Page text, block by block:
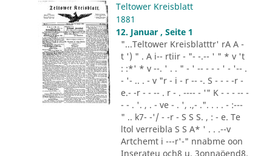
Teltower Kreisblatt
1881
12. Januar , Seite 1
"...Teltower Kreisblatttr' rA A -
t ') " . A i-- rtiir - "- -.-- ' " * v 't
: :*' * v --. ' . . " - ' -- - - - ' - '-- .
- '- .. . - v "r - i - r -- -. S - - - -r -
e.- -r - - -- . r - . ---- - '" K - - - -- -
- - . '. , . - ve - . ', .,- .". . . . - :---
" .. k7- -'/ - -r - S S S. , : - e. Te
ltol verreibla S S A* ' . . .--v
Artchemt i ---r'-" nnabme oon
Inserateu och8 u. 3onnaöend8.